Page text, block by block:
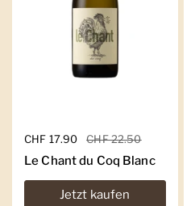
Regulärer Preis
CHF 17.90 Sale-Preis
CHF 22.50
Le Chant du Coq Blanc
Jetzt kaufen